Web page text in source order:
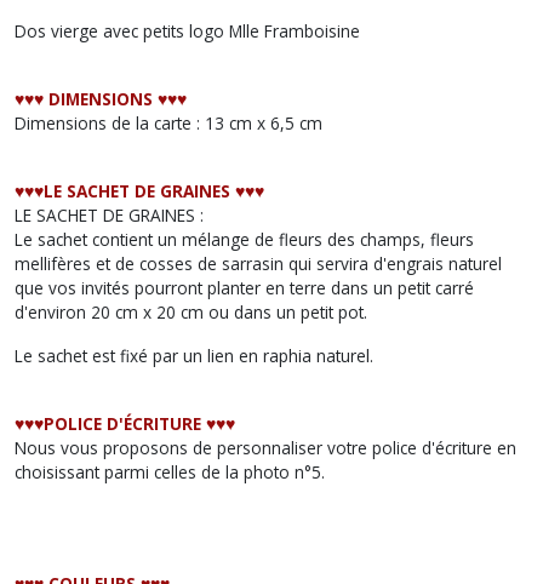
Dos vierge avec petits logo Mlle Framboisine
♥︎♥︎♥︎ DIMENSIONS ♥︎♥︎♥︎
Dimensions de la carte : 13 cm x 6,5 cm
♥︎♥︎♥︎LE SACHET DE GRAINES ♥︎♥︎♥︎
LE SACHET DE GRAINES :
Le sachet contient un mélange de fleurs des champs, fleurs
mellifères et de cosses de sarrasin qui servira d'engrais naturel
que vos invités pourront planter en terre dans un petit carré
d'environ 20 cm x 20 cm ou dans un petit pot.
Le sachet est fixé par un lien en raphia naturel.
♥︎♥︎♥︎POLICE D'ÉCRITURE ♥︎♥︎♥︎
Nous vous proposons de personnaliser votre police d'écriture en
choisissant parmi celles de la photo n°5.